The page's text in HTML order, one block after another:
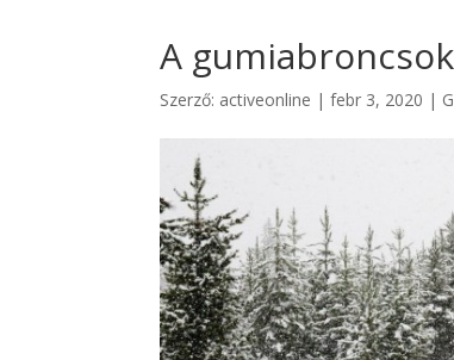
A
Szerző: activeonline |febr 3, 2020 |